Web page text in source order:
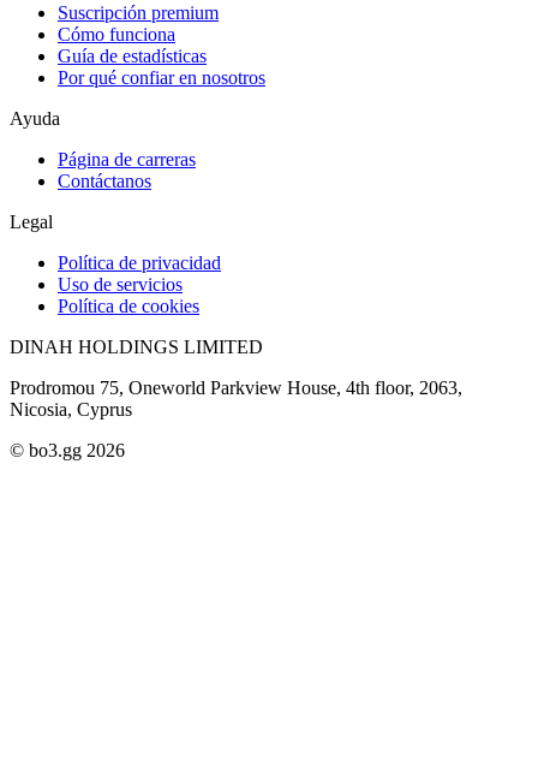
Suscripción premium
Cómo funciona
Guía de estadísticas
Por qué confiar en nosotros
Ayuda
Página de carreras
Contáctanos
Legal
Política de privacidad
Uso de servicios
Política de cookies
DINAH HOLDINGS LIMITED
Prodromou 75, Oneworld Parkview House, 4th floor, 2063,
Nicosia, Cyprus
© bo3.gg 2026